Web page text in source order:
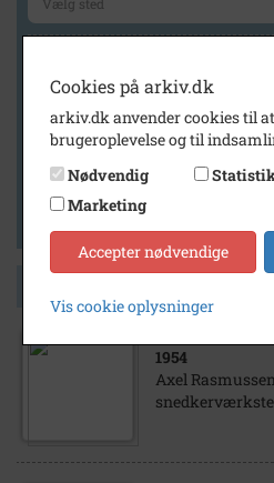
Vis kun med billeder
Vis kun med filmklip
Vis kun med kilder
1954
Axel
Cookies på arkiv.dk
arkiv.dk anvender cookies til
brugeroplevelse og til
Nødvendig
Marketing
Accepter nødvendige
Vis cookie oplysninger